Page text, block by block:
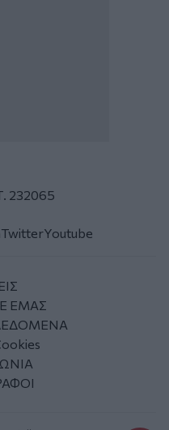
232065
TwitterYoutube
ΕΜΑΣ